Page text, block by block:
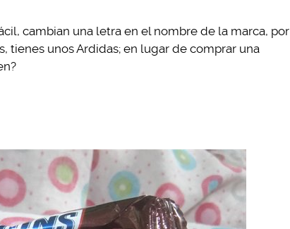
cambian una letra en el nombre de la marca, por
tienes unos Ardidas; en lugar de comprar una